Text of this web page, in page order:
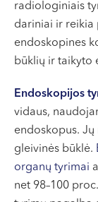
radiologiniais
dariniai ir reikia
endoskopines
būklių ir taikyto
Endoskopijos
vidaus,
endoskopus.
gleivinės būklė.
organų tyrimai
net 98–100